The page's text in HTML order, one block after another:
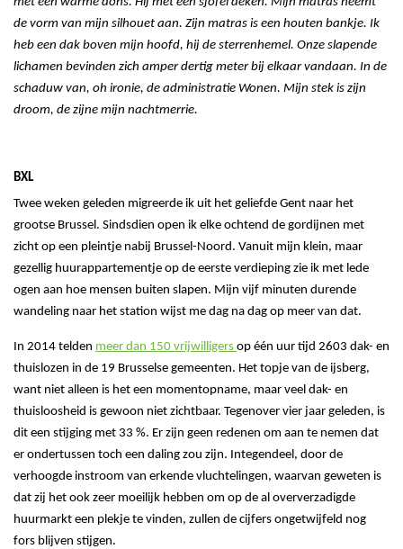
de vorm van mijn silhouet aan. Zijn matras is een houten bankje. Ik
heb een dak boven mijn hoofd, hij de sterrenhemel. Onze slapende
lichamen bevinden zich amper dertig meter bij elkaar vandaan. In de
schaduw van, oh ironie, de administratie Wonen. Mijn stek is zijn
droom, de zijne mijn nachtmerrie.
BXL
Twee weken geleden migreerde ik uit het geliefde Gent naar het
grootse Brussel. Sindsdien open ik elke ochtend de gordijnen met
zicht op een pleintje nabij Brussel-Noord. Vanuit mijn klein, maar
gezellig huurappartementje op de eerste verdieping zie ik met lede
ogen aan hoe mensen buiten slapen. Mijn vijf minuten durende
wandeling naar het station wijst me dag na dag op meer van dat.
In 2014 telden meer dan 150 vrijwilligers op één uur tijd 2603 dak- en
thuislozen in de 19 Brusselse gemeenten. Het topje van de ijsberg,
want niet alleen is het een momentopname, maar veel dak- en
thuisloosheid is gewoon niet zichtbaar. Tegenover vier jaar geleden, is
dit een stijging met 33 %. Er zijn geen redenen om aan te nemen dat
er ondertussen toch een daling zou zijn. Integendeel, door de
verhoogde instroom van erkende vluchtelingen, waarvan geweten is
dat zij het ook zeer moeilijk hebben om op de al oververzadigde
huurmarkt een plekje te vinden, zullen de cijfers ongetwijfeld nog
fors blijven stijgen.